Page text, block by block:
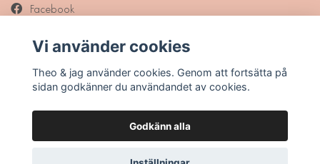
Facebook
Pinterest
© 2026 Theo & jag
Vi använder cookies
Theo & jag använder cookies. Genom att fortsätta på
sidan godkänner du användandet av cookies.
Godkänn alla